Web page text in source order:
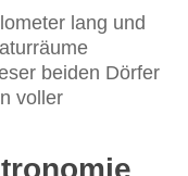
lang und
beiden Dörfer
voller